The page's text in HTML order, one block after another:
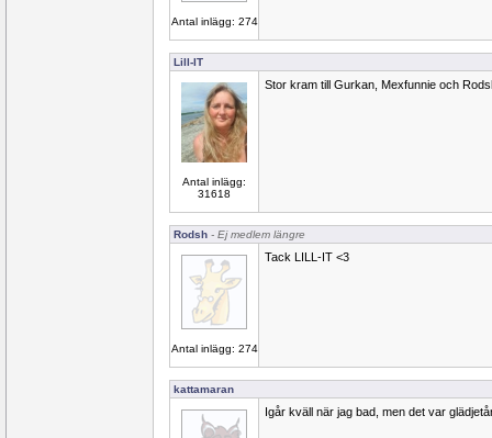
Antal inlägg: 274
Lill-IT
Antal inlägg:
31618
Stor kram till Gurkan, Mexfunnie och
Rodsh - Ej medlem längre
Antal inlägg: 274
Tack LILL-IT <3
kattamaran
Igår kväll när jag bad, men det var